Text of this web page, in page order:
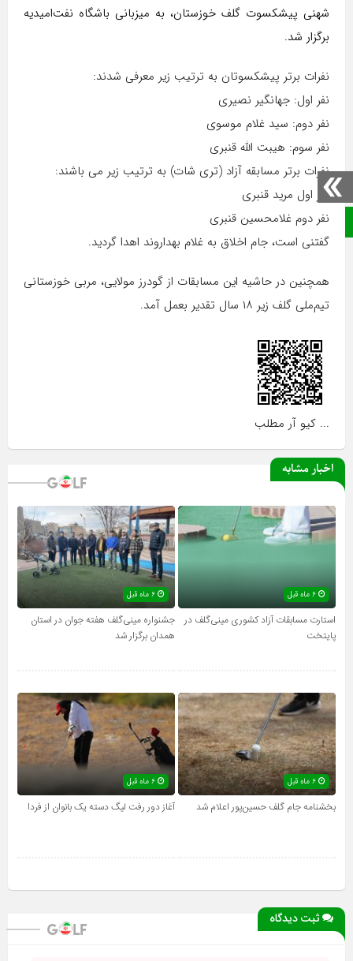
صفحه نخست
شهنی پیشکسوت گلف خوزستان، به میزبانی باشگاه نفت‌امیدیه
برگزار شد.
نفرات برتر پیشکسوتان به ترتیب زیر معرفی شدند:
نفر اول: جهانگیر نصیری
نفر دوم: سید غلام موسوی
نفر سوم: هیبت الله قنبری
نفرات برتر مسابقه آزاد (تری شات) به ترتیب زیر می باشند:
نفر اول مرید قنبری
نفر دوم غلامحسین قنبری
گفتنی است، جام اخلاق به غلام بهداروند اهدا گردید.
همچنین در حاشیه این مسابقات از گودرز مولایی، مربی خوزستانی
تیم‌ملی گلف زیر ۱۸ سال تقدیر بعمل آمد.
... کیو آر مطلب
اخبار مشابه
۶ ماه قبل
استارت مسابقات آزاد کشوری مینی‌گلف در
پایتخت
جشنواره مینی‌گلف هفته جوان در استان
همدان برگزار شد
۶ ماه قبل
بخشنامه جام گلف حسین‌پور اعلام شد آغاز دور رفت لیگ دسته یک بانوان از فردا
ثبت دیدگاه